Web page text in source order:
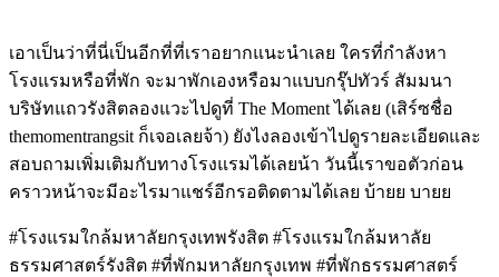
เอาเป็นว่าที่นี่เป็นอีกที่ที่เราอยากแนะนำเลย ใครที่กำลังหา
โรงแรมหรือที่พัก จะมาพักเองหรือมาแบบกรุ๊ปทัวร์ สัมมนา
บริษัทแถวรังสิตลองแวะไปดูที่ The Moment ได้เลย (เสิร์ซชื่อ
themomentrangsit ก็เจอเลยจ้า) ยังไงลองเข้าไปดูรายละเอียดและ
สอบถามเพิ่มเติมกับทางโรงแรมได้เลยน้า วันนี้เราขอตัวก่อน
คราวหน้าจะมีอะไรมาแชร์อีกรอติดตามได้เลย บ้ายย บายย
#โรงแรมใกล้มหาลัยกรุงเทพรังสิต #โรงแรมใกล้มหาลัย
ธรรมศาสตร์รังสิต #ที่พักมหาลัยกรุงเทพ #ที่พักธรรมศาสตร์